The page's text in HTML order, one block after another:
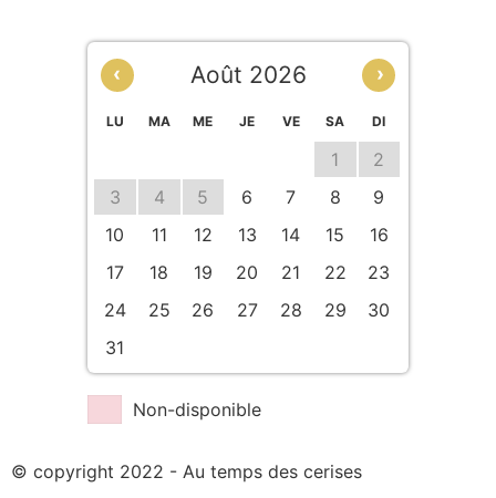
‹ ›
Août 2026
LU MA ME JE VE SA DI
1
2
3
4 5 6 7 8
9
10
11 12 13 14 15
16
17
18 19 20 21 22
23
24
25 26 27 28 29
30
31
Non-disponible
© copyright 2022 - Au temps des cerises